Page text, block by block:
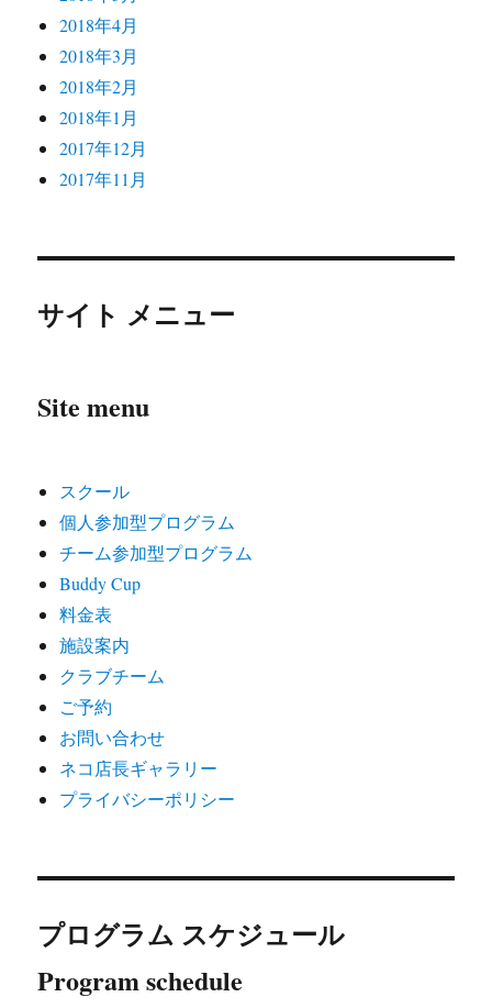
2018年4月
2018年3月
2018年2月
2018年1月
2017年12月
2017年11月
サイト メニュー
Site menu
スクール
個人参加型プログラム
チーム参加型プログラム
Buddy Cup
料金表
施設案内
クラブチーム
ご予約
お問い合わせ
ネコ店長ギャラリー
プライバシーポリシー
プログラム スケジュール
Program schedule